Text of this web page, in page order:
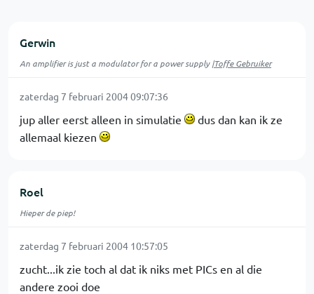
Gerwin
An amplifier is just a modulator for a power supply |Toffe Gebruiker
zaterdag 7 februari 2004 09:07:36
jup aller eerst alleen in simulatie
dus dan kan ik ze
allemaal kiezen
Roel
Hieper de piep!
zaterdag 7 februari 2004 10:57:05
zucht...ik zie toch al dat ik niks met PICs en al die
andere zooi doe